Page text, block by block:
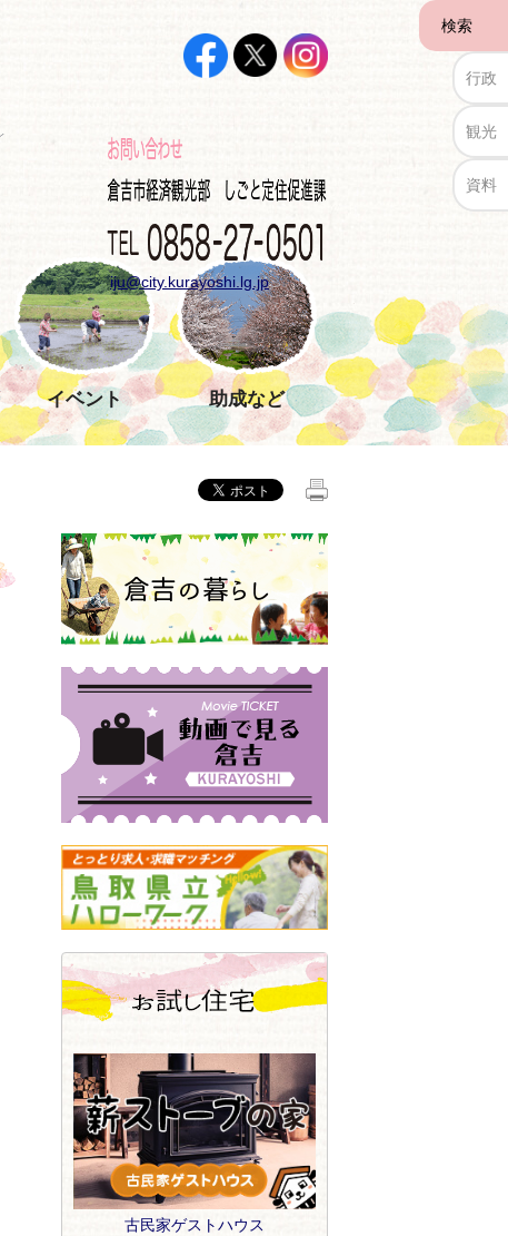
イベント 助成など
iju@city.kurayoshi.lg.jp
検索
行政
観光
資料
古民家ゲストハウス